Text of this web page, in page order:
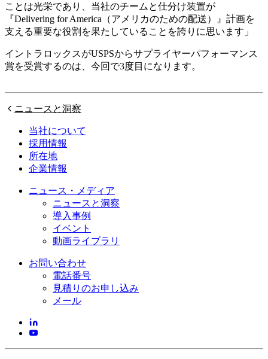
ことは光栄であり、当社のチームと仕分け装置が
『Delivering for America（アメリカのための配送）』計画を
支える重要な役割を果たしていることを誇りに思います」
イントラロックスがUSPSからサプライヤーパフォーマンス
賞を受賞するのは、今回で3度目になります。
ニュースと洞察
当社について
採用情報
所在地
企業情報
ニュース・メディア
ニュースと洞察
導入事例
イベント
動画ライブラリ
お問い合わせ
電話番号
見積りのお申し込み
メール